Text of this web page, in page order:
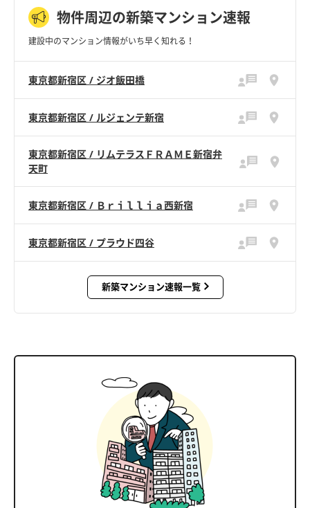
物件周辺の新築マンション速報
建設中のマンション情報がいち早く知れる！
東京都新宿区 / ジオ飯田橋
東京都新宿区 / ルジェンテ新宿
東京都新宿区 / リムテラスＦＲＡＭＥ新宿弁
天町
東京都新宿区 / Ｂｒｉｌｌｉａ西新宿
東京都新宿区 / プラウド四谷
新築マンション速報一覧